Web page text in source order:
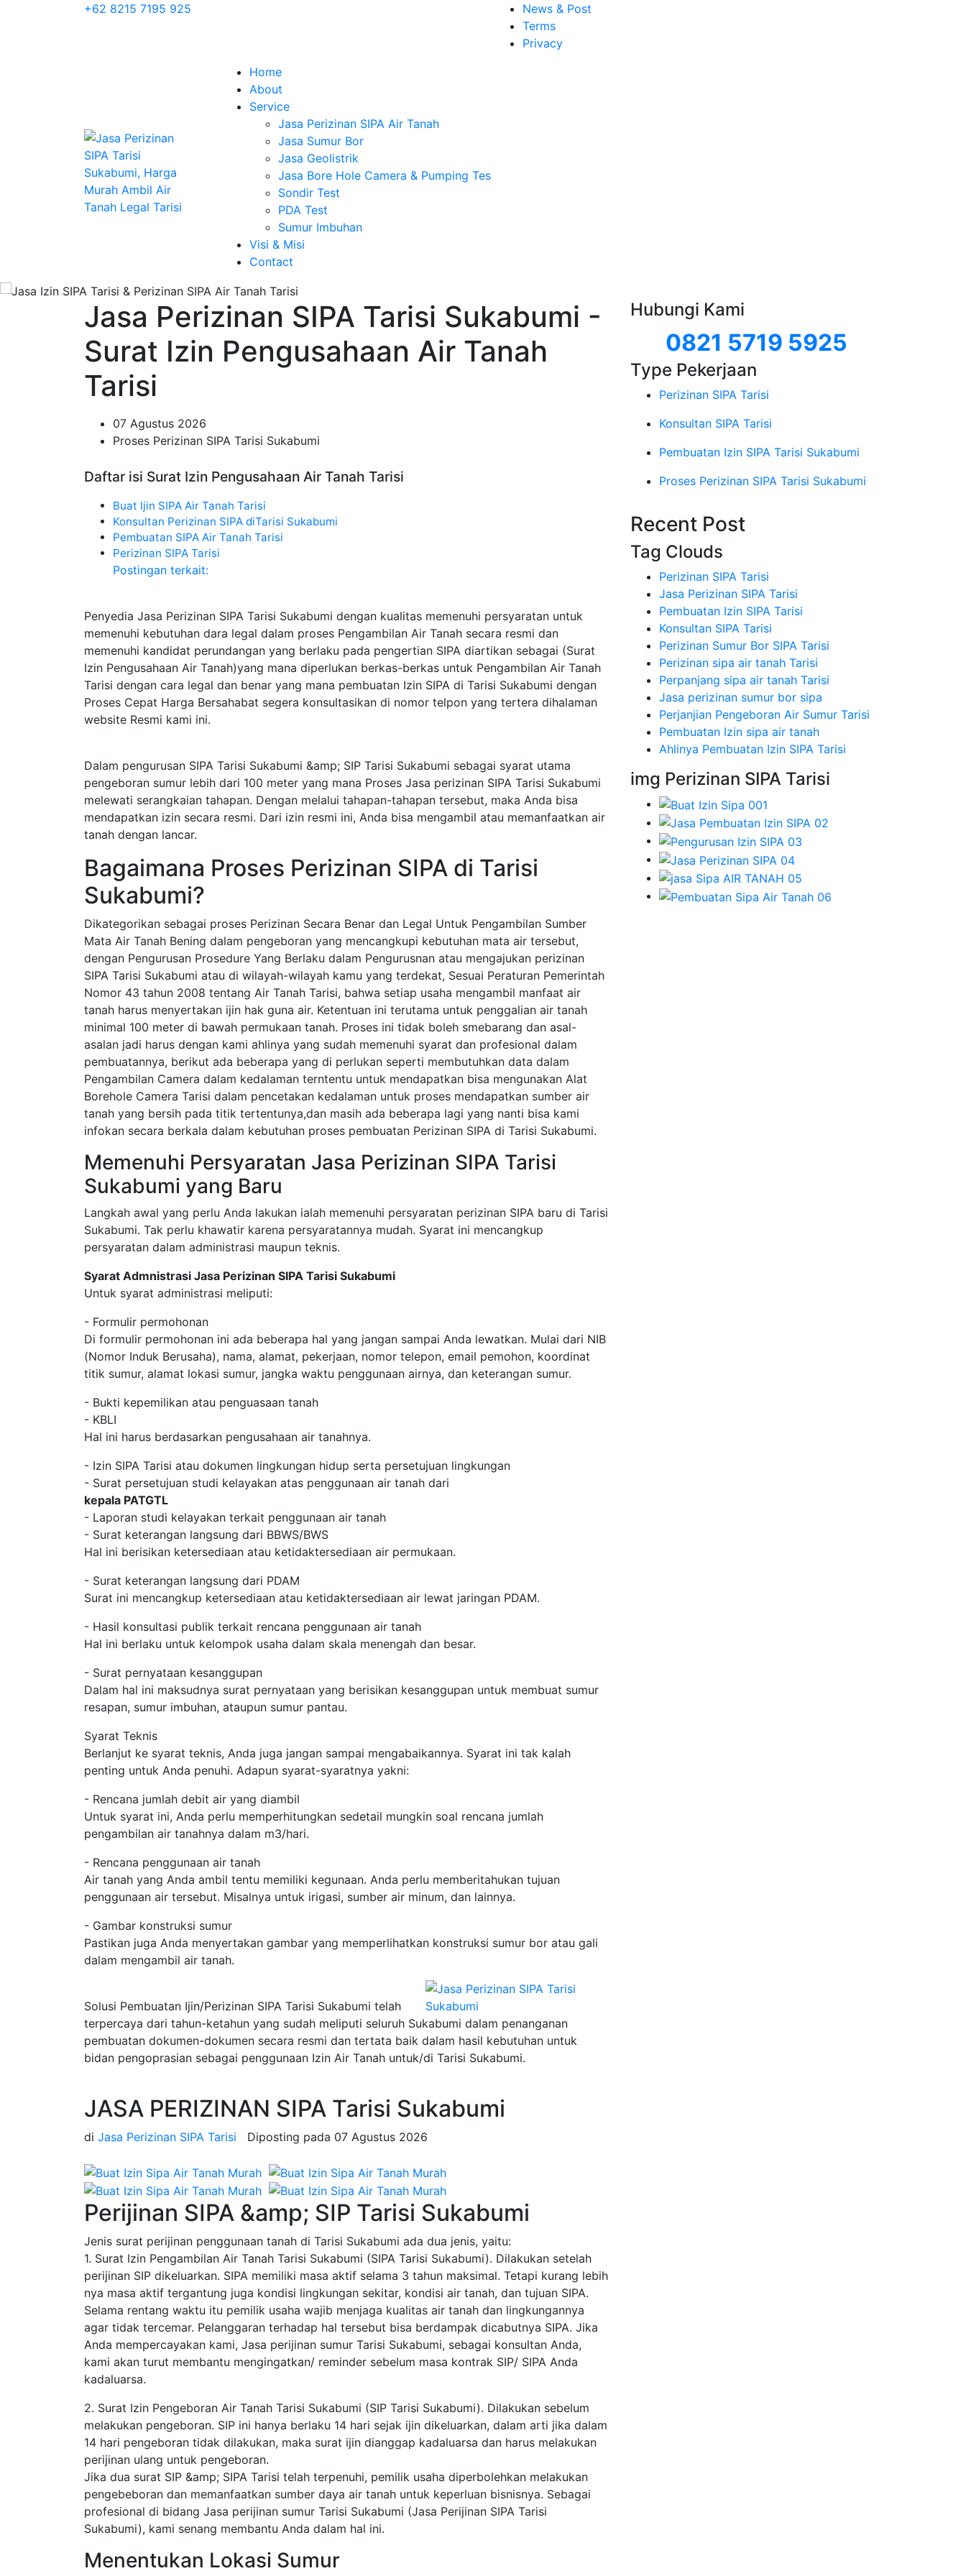
+62 8215 7195 925
News & Post
Terms
Privacy
Home
About
Service
Jasa Perizinan SIPA Air Tanah
Jasa Sumur Bor
Jasa Geolistrik
Jasa Bore Hole Camera & Pumping Tes
Sondir Test
PDA Test
Sumur Imbuhan
Visi & Misi
Contact
Jasa Perizinan SIPA Tarisi Sukabumi -
Surat Izin Pengusahaan Air Tanah
Tarisi
07 Agustus 2026
Proses Perizinan SIPA Tarisi Sukabumi
Daftar isi Surat Izin Pengusahaan Air Tanah Tarisi
Buat Ijin SIPA Air Tanah Tarisi
Konsultan Perizinan SIPA diTarisi Sukabumi
Pembuatan SIPA Air Tanah Tarisi
Perizinan SIPA Tarisi
Postingan terkait:
Penyedia Jasa Perizinan SIPA Tarisi Sukabumi dengan kualitas memenuhi persyaratan untuk
memenuhi kebutuhan dara legal dalam proses Pengambilan Air Tanah secara resmi dan
memenuhi kandidat perundangan yang berlaku pada pengertian SIPA diartikan sebagai (Surat
Izin Pengusahaan Air Tanah)yang mana diperlukan berkas-berkas untuk Pengambilan Air Tanah
Tarisi dengan cara legal dan benar yang mana pembuatan Izin SIPA di Tarisi Sukabumi dengan
Proses Cepat Harga Bersahabat segera konsultasikan di nomor telpon yang tertera dihalaman
website Resmi kami ini.
Dalam pengurusan SIPA Tarisi Sukabumi &amp; SIP Tarisi Sukabumi sebagai syarat utama
pengeboran sumur lebih dari 100 meter yang mana Proses Jasa perizinan SIPA Tarisi Sukabumi
melewati serangkaian tahapan. Dengan melalui tahapan-tahapan tersebut, maka Anda bisa
mendapatkan izin secara resmi. Dari izin resmi ini, Anda bisa mengambil atau memanfaatkan air
tanah dengan lancar.
Bagaimana Proses Perizinan SIPA di Tarisi
Sukabumi?
Dikategorikan sebagai proses Perizinan Secara Benar dan Legal Untuk Pengambilan Sumber
Mata Air Tanah Bening dalam pengeboran yang mencangkupi kebutuhan mata air tersebut,
dengan Pengurusan Prosedure Yang Berlaku dalam Pengurusnan atau mengajukan perizinan
SIPA Tarisi Sukabumi atau di wilayah-wilayah kamu yang terdekat, Sesuai Peraturan Pemerintah
Nomor 43 tahun 2008 tentang Air Tanah Tarisi, bahwa setiap usaha mengambil manfaat air
tanah harus menyertakan ijin hak guna air. Ketentuan ini terutama untuk penggalian air tanah
minimal 100 meter di bawah permukaan tanah. Proses ini tidak boleh smebarang dan asal-
asalan jadi harus dengan kami ahlinya yang sudah memenuhi syarat dan profesional dalam
pembuatannya, berikut ada beberapa yang di perlukan seperti membutuhkan data dalam
Pengambilan Camera dalam kedalaman terntentu untuk mendapatkan bisa mengunakan Alat
Borehole Camera Tarisi dalam pencetakan kedalaman untuk proses mendapatkan sumber air
tanah yang bersih pada titik tertentunya,dan masih ada beberapa lagi yang nanti bisa kami
infokan secara berkala dalam kebutuhan proses pembuatan Perizinan SIPA di Tarisi Sukabumi.
Memenuhi Persyaratan Jasa Perizinan SIPA Tarisi
Sukabumi yang Baru
Langkah awal yang perlu Anda lakukan ialah memenuhi persyaratan perizinan SIPA baru di Tarisi
Sukabumi. Tak perlu khawatir karena persyaratannya mudah. Syarat ini mencangkup
persyaratan dalam administrasi maupun teknis.
Syarat Admnistrasi Jasa Perizinan SIPA Tarisi Sukabumi
Untuk syarat administrasi meliputi:
- Formulir permohonan
Di formulir permohonan ini ada beberapa hal yang jangan sampai Anda lewatkan. Mulai dari NIB
(Nomor Induk Berusaha), nama, alamat, pekerjaan, nomor telepon, email pemohon, koordinat
titik sumur, alamat lokasi sumur, jangka waktu penggunaan airnya, dan keterangan sumur.
- Bukti kepemilikan atau penguasaan tanah
- KBLI
Hal ini harus berdasarkan pengusahaan air tanahnya.
- Izin SIPA Tarisi atau dokumen lingkungan hidup serta persetujuan lingkungan
- Surat persetujuan studi kelayakan atas penggunaan air tanah dari
kepala PATGTL
- Laporan studi kelayakan terkait penggunaan air tanah
- Surat keterangan langsung dari BBWS/BWS
Hal ini berisikan ketersediaan atau ketidaktersediaan air permukaan.
- Surat keterangan langsung dari PDAM
Surat ini mencangkup ketersediaan atau ketidaktersediaan air lewat jaringan PDAM.
- Hasil konsultasi publik terkait rencana penggunaan air tanah
Hal ini berlaku untuk kelompok usaha dalam skala menengah dan besar.
- Surat pernyataan kesanggupan
Dalam hal ini maksudnya surat pernyataan yang berisikan kesanggupan untuk membuat sumur
resapan, sumur imbuhan, ataupun sumur pantau.
Syarat Teknis
Berlanjut ke syarat teknis, Anda juga jangan sampai mengabaikannya. Syarat ini tak kalah
penting untuk Anda penuhi. Adapun syarat-syaratnya yakni:
- Rencana jumlah debit air yang diambil
Untuk syarat ini, Anda perlu memperhitungkan sedetail mungkin soal rencana jumlah
pengambilan air tanahnya dalam m3/hari.
- Rencana penggunaan air tanah
Air tanah yang Anda ambil tentu memiliki kegunaan. Anda perlu memberitahukan tujuan
penggunaan air tersebut. Misalnya untuk irigasi, sumber air minum, dan lainnya.
- Gambar konstruksi sumur
Pastikan juga Anda menyertakan gambar yang memperlihatkan konstruksi sumur bor atau gali
dalam mengambil air tanah.
Solusi Pembuatan Ijin/Perizinan SIPA Tarisi Sukabumi telah
terpercaya dari tahun-ketahun yang sudah meliputi seluruh Sukabumi dalam penanganan
pembuatan dokumen-dokumen secara resmi dan tertata baik dalam hasil kebutuhan untuk
bidan pengoprasian sebagai penggunaan Izin Air Tanah untuk/di Tarisi Sukabumi.
JASA PERIZINAN SIPA Tarisi Sukabumi
di Jasa Perizinan SIPA Tarisi Diposting pada 07 Agustus 2026
Perijinan SIPA &amp; SIP Tarisi Sukabumi
Jenis surat perijinan penggunaan tanah di Tarisi Sukabumi ada dua jenis, yaitu:
1. Surat Izin Pengambilan Air Tanah Tarisi Sukabumi (SIPA Tarisi Sukabumi). Dilakukan setelah
perijinan SIP dikeluarkan. SIPA memiliki masa aktif selama 3 tahun maksimal. Tetapi kurang lebih
nya masa aktif tergantung juga kondisi lingkungan sekitar, kondisi air tanah, dan tujuan SIPA.
Selama rentang waktu itu pemilik usaha wajib menjaga kualitas air tanah dan lingkungannya
agar tidak tercemar. Pelanggaran terhadap hal tersebut bisa berdampak dicabutnya SIPA. Jika
Anda mempercayakan kami, Jasa perijinan sumur Tarisi Sukabumi, sebagai konsultan Anda,
kami akan turut membantu mengingatkan/ reminder sebelum masa kontrak SIP/ SIPA Anda
kadaluarsa.
2. Surat Izin Pengeboran Air Tanah Tarisi Sukabumi (SIP Tarisi Sukabumi). Dilakukan sebelum
melakukan pengeboran. SIP ini hanya berlaku 14 hari sejak ijin dikeluarkan, dalam arti jika dalam
14 hari pengeboran tidak dilakukan, maka surat ijin dianggap kadaluarsa dan harus melakukan
perijinan ulang untuk pengeboran.
Jika dua surat SIP &amp; SIPA Tarisi telah terpenuhi, pemilik usaha diperbolehkan melakukan
pengebeboran dan memanfaatkan sumber daya air tanah untuk keperluan bisnisnya. Sebagai
profesional di bidang Jasa perijinan sumur Tarisi Sukabumi (Jasa Perijinan SIPA Tarisi
Sukabumi), kami senang membantu Anda dalam hal ini.
Menentukan Lokasi Sumur
Hubungi Kami
0821 5719 5925
Type Pekerjaan
Perizinan SIPA Tarisi
Konsultan SIPA Tarisi
Pembuatan Izin SIPA Tarisi Sukabumi
Proses Perizinan SIPA Tarisi Sukabumi
Recent Post
Tag Clouds
Perizinan SIPA Tarisi
Jasa Perizinan SIPA Tarisi
Pembuatan Izin SIPA Tarisi
Konsultan SIPA Tarisi
Perizinan Sumur Bor SIPA Tarisi
Perizinan sipa air tanah Tarisi
Perpanjang sipa air tanah Tarisi
Jasa perizinan sumur bor sipa
Perjanjian Pengeboran Air Sumur Tarisi
Pembuatan Izin sipa air tanah
Ahlinya Pembuatan Izin SIPA Tarisi
img Perizinan SIPA Tarisi